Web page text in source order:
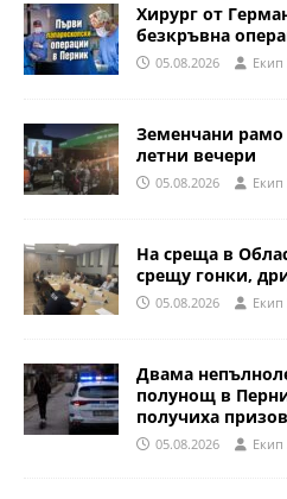
Хирург от
безкръвна
05.08.2026
Земенчани
летни вечери
05.08.2026
На среща в
срещу гонки,
05.08.2026
Двама
полунощ в
получиха
05.08.2026